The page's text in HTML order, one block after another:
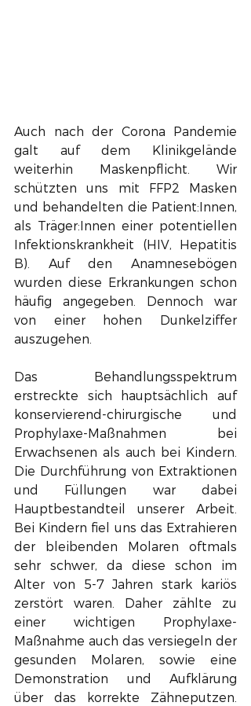
Auch nach der Corona Pandemie
galt auf dem Klinikgelände
weiterhin Maskenpflicht. Wir
schützten uns mit FFP2 Masken
und behandelten die Patient:Innen,
als Träger:Innen einer potentiellen
Infektionskrankheit (HIV, Hepatitis
B). Auf den Anamnesebögen
wurden diese Erkrankungen schon
häufig angegeben. Dennoch war
von einer hohen Dunkelziffer
auszugehen.
Das Behandlungsspektrum
erstreckte sich hauptsächlich auf
konservierend-chirurgische und
Prophylaxe-Maßnahmen bei
Erwachsenen als auch bei Kindern.
Die Durchführung von Extraktionen
und Füllungen war dabei
Hauptbestandteil unserer Arbeit.
Bei Kindern fiel uns das Extrahieren
der bleibenden Molaren oftmals
sehr schwer, da diese schon im
Alter von 5-7 Jahren stark kariös
zerstört waren. Daher zählte zu
einer wichtigen Prophylaxe-
Maßnahme auch das versiegeln der
gesunden Molaren, sowie eine
Demonstration und Aufklärung
über das korrekte Zähneputzen.